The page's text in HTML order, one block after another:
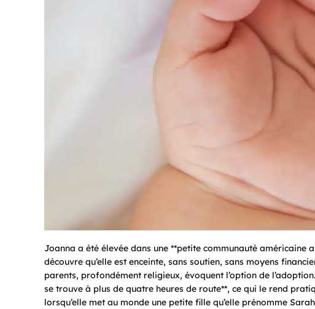
Joanna a été élevée dans une **petite communauté américaine
découvre qu’elle est enceinte, sans soutien, sans moyens
parents, profondément religieux, évoquent l’option de
se trouve à plus de quatre heures de route**, ce qui le rend
lorsqu’elle met au monde une petite fille qu’elle prénomme